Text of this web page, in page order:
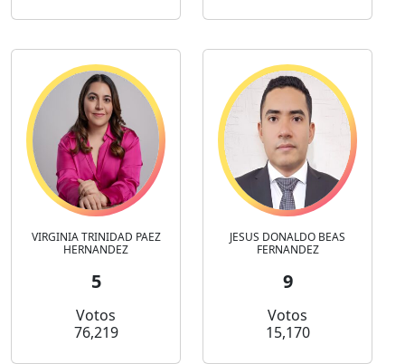
VIRGINIA TRINIDAD PAEZ
HERNANDEZ
5
Votos
76,219
JESUS DONALDO BEAS
FERNANDEZ
9
Votos
15,170